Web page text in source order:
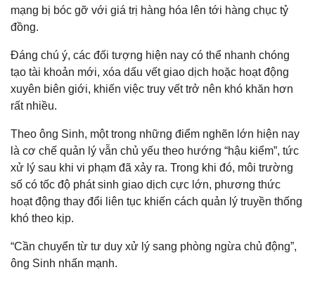
mạng bị bóc gỡ với giá trị hàng hóa lên tới hàng chục tỷ
đồng.
Đáng chú ý, các đối tượng hiện nay có thể nhanh chóng
tạo tài khoản mới, xóa dấu vết giao dịch hoặc hoạt động
xuyên biên giới, khiến việc truy vết trở nên khó khăn hơn
rất nhiều.
Theo ông Sinh, một trong những điểm nghẽn lớn hiện nay
là cơ chế quản lý vẫn chủ yếu theo hướng “hậu kiểm”, tức
xử lý sau khi vi phạm đã xảy ra. Trong khi đó, môi trường
số có tốc độ phát sinh giao dịch cực lớn, phương thức
hoạt động thay đổi liên tục khiến cách quản lý truyền thống
khó theo kịp.
“Cần chuyển từ tư duy xử lý sang phòng ngừa chủ động”,
ông Sinh nhấn mạnh.